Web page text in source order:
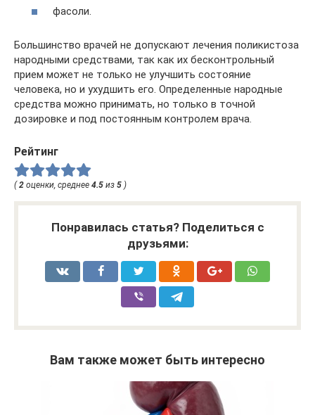
фасоли.
Большинство врачей не допускают лечения поликистоза
народными средствами, так как их бесконтрольный
прием может не только не улучшить состояние
человека, но и ухудшить его. Определенные народные
средства можно принимать, но только в точной
дозировке и под постоянным контролем врача.
Рейтинг
(2 оценки, среднее 4.5 из 5 )
Понравилась статья? Поделиться с
друзьями:
Вам также может быть интересно